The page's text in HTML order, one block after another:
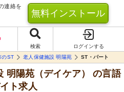
連絡を
無料インストール
検索
ログインする
のST 老人保健施設 明陽苑 ST・パート
明陽苑（デイケア）
の言語
ト求人